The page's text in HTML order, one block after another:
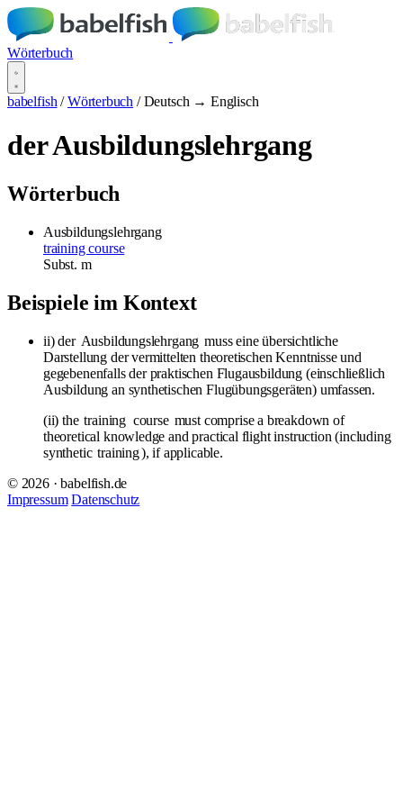
Wörterbuch
babelfish / Wörterbuch / Deutsch → Englisch
der Ausbildungslehrgang
Wörterbuch
Ausbildungslehrgang
training course
Subst. m
Beispiele im Kontext
ii) der Ausbildungslehrgang muss eine übersichtliche
Darstellung der vermittelten theoretischen Kenntnisse und
gegebenenfalls der praktischen Flugausbildung (einschließlich
Ausbildung an synthetischen Flugübungsgeräten) umfassen.
(ii) the training course must comprise a breakdown of
theoretical knowledge and practical flight instruction (including
synthetic training), if applicable.
© 2026 · babelfish.de
Impressum Datenschutz